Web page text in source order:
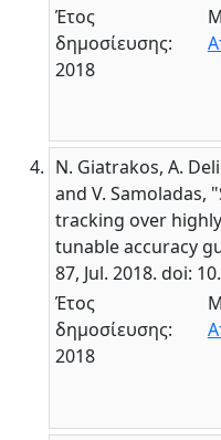
Έτος
δημοσίευσης:
2018
N. Giatrakos, A.
and V. Samoladas,
tracking over
tunable accuracy
87, Jul. 2018. doi:
Έτος
δημοσίευσης:
2018